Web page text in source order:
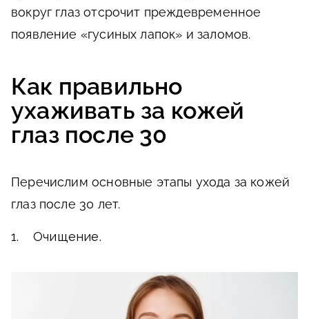
вокруг глаз отсрочит преждевременное
появление «гусиных лапок» и заломов.
Как правильно
ухаживать за кожей
глаз после 30
Перечислим основные этапы ухода за кожей
глаз после 30 лет.
1. Очищение.